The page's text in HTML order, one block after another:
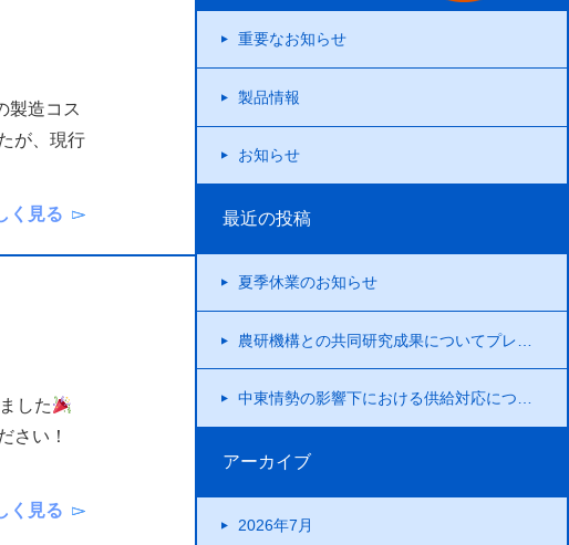
製造コス
が、現行
く見る
した
さい！
く見る
重要なお知らせ
製品情報
お知らせ
最近の投稿
夏季休業のお知らせ
農研機構との共同研究成果についてプレスリリースを行いました！
中東情勢の影響下における供給対応について
アーカイブ
2026年7月